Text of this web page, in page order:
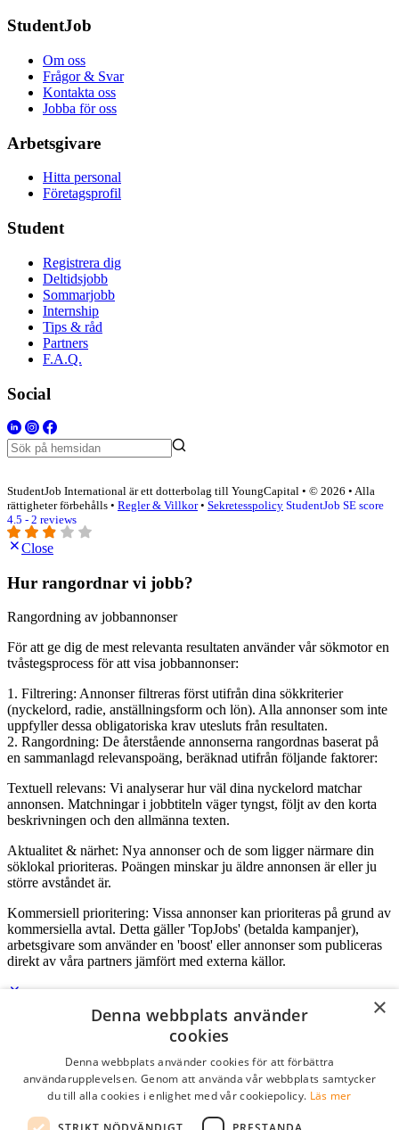
StudentJob
Om oss
Frågor & Svar
Kontakta oss
Jobba för oss
Arbetsgivare
Hitta personal
Företagsprofil
Student
Registrera dig
Deltidsjobb
Sommarjobb
Internship
Tips & råd
Partners
F.A.Q.
Social
StudentJob International är ett dotterbolag till YoungCapital • © 2026 • Alla
rättigheter förbehålls • Regler & Villkor• Sekretesspolicy StudentJob SE score
4.5 - 2 reviews
Close
Hur rangordnar vi jobb?
Rangordning av jobbannonser
För att ge dig de mest relevanta resultaten använder vår sökmotor en
tvåstegsprocess för att visa jobbannonser:
1. Filtrering: Annonser filtreras först utifrån dina sökkriterier
(nyckelord, radie, anställningsform och lön). Alla annonser som inte
uppfyller dessa obligatoriska krav utesluts från resultaten.
2. Rangordning: De återstående annonserna rangordnas baserat på
en sammanlagd relevanspoäng, beräknad utifrån följande faktorer:
Textuell relevans: Vi analyserar hur väl dina nyckelord matchar
annonsen. Matchningar i jobbtiteln väger tyngst, följt av den korta
beskrivningen och den allmänna texten.
Aktualitet & närhet: Nya annonser och de som ligger närmare din
söklokal prioriteras. Poängen minskar ju äldre annonsen är eller ju
större avståndet är.
Kommersiell prioritering: Vissa annonser kan prioriteras på grund av
kommersiella avtal. Detta gäller 'TopJobs' (betalda kampanjer),
arbetsgivare som använder en 'boost' eller annonser som publiceras
direkt av våra partners jämfört med externa källor.
Lösenord
×
Denna webbplats använder
cookies
Denna webbplats använder cookies för att förbättra
användarupplevelsen. Genom att använda vår webbplats samtycker
du till alla cookies i enlighet med vår cookiepolicy. Läs mer